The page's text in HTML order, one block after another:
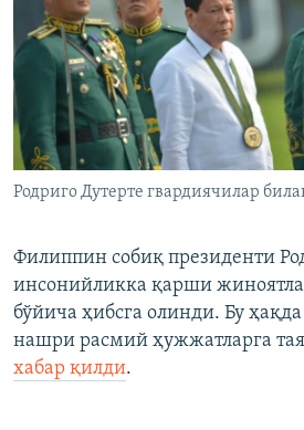
Родриго Дутерте гвардиячилар
Филиппин собиқ президенти
инсонийликка қарши
бўйича ҳибсга олинди. Бу
нашри расмий ҳужжатларга
хабар қилди.